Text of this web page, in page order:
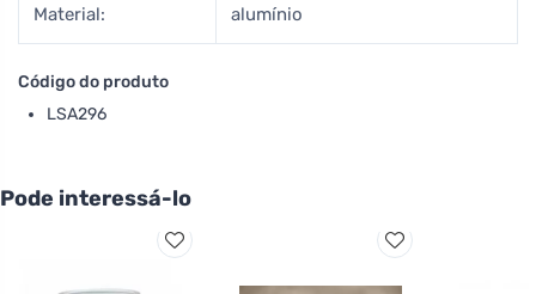
Material: alumínio
Código do produto
LSA296
Pode interessá-lo